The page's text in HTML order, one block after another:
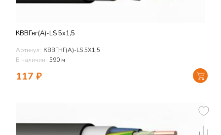
КВВГнг(А)-LS 5х1,5
Артикул: КВВГНГ(А)-LS 5Х1,5
В наличии: 590 м
117 ₽